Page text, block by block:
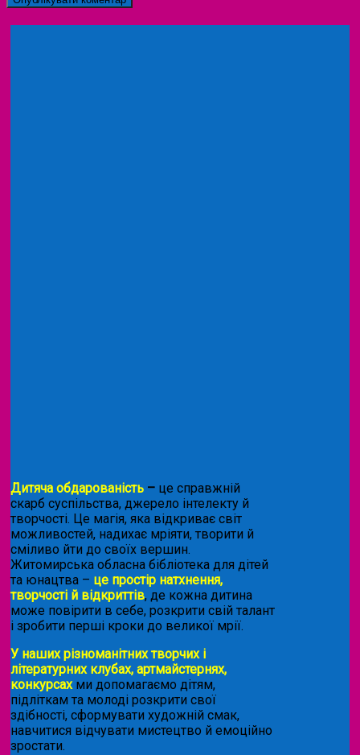
Дитяча обдарованість – це справжній
скарб суспільства, джерело інтелекту й
творчості. Це магія, яка відкриває світ
можливостей, надихає мріяти, творити й
сміливо йти до своїх вершин.
Житомирська обласна бібліотека для дітей
та юнацтва – це простір натхнення,
творчості й відкриттів, де кожна дитина
може повірити в себе, розкрити свій талант
і зробити перші кроки до великої мрії.
У наших різноманітних творчих і
літературних клубах, артмайстернях,
конкурсахми допомагаємо дітям,
підліткам та молоді розкрити свої
здібності, сформувати художній смак,
навчитися відчувати мистецтво й емоційно
зростати.